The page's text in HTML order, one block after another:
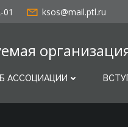
01 ksos@mail.ptl.ru
АССОЦИАЦИИ